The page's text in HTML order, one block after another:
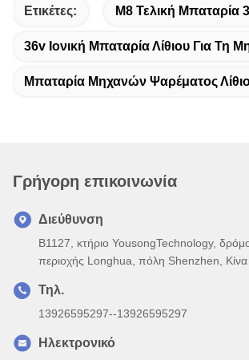
Ετικέτες: M8 Τελική Μπαταρία
36v Ιονική Μπαταρία Λίθιου Για Τη
Μπαταρία Μηχανών Ψαρέματος
Γρήγορη επικοινωνία
Διεύθυνση
B1127, κτήριο YousongTechnology,
περιοχής Longhua, πόλη Shenzhen, Κίνα
Τηλ.
13926595297--13926595297
Ηλεκτρονικό